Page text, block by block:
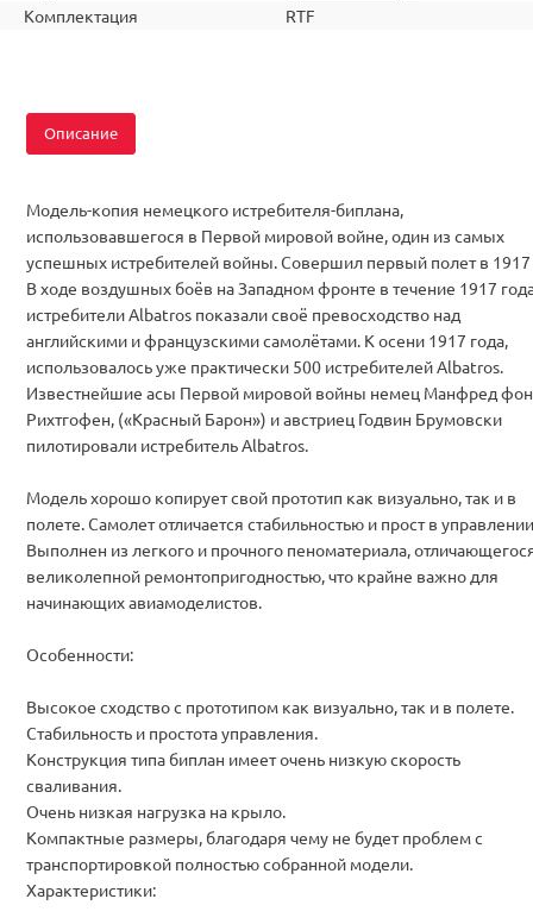
Комплектация
RTF
Описание
Модель-копия немецкого истребителя-биплана,
использовавшегося в Первой мировой войне, один из самых
успешных истребителей войны. Совершил первый полет в 1917
В ходе воздушных боёв на Западном фронте в течение 1917
истребители Albatros показали своё превосходство над
английскими и французскими самолётами. К осени 1917 года,
использовалось уже практически 500 истребителей Albatros.
Известнейшие асы Первой мировой войны немец Манфред фон
Рихтгофен, («Красный Барон») и австриец Годвин Брумовски
пилотировали истребитель Albatros.
Модель хорошо копирует свой прототип как визуально, так и в
полете. Самолет отличается стабильностью и прост в
Выполнен из легкого и прочного пеноматериала,
великолепной ремонтопригодностью, что крайне важно для
начинающих авиамоделистов.
Особенности:
Высокое сходство с прототипом как визуально, так и в полете.
Стабильность и простота управления.
Конструкция типа биплан имеет очень низкую скорость
сваливания.
Очень низкая нагрузка на крыло.
Компактные размеры, благодаря чему не будет проблем с
транспортировкой полностью собранной модели.
Характеристики: